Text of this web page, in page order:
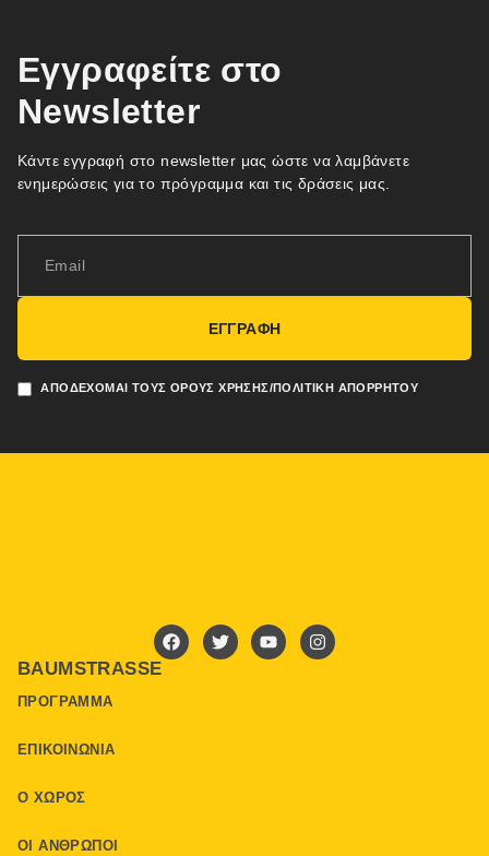
Εγγραφείτε στο
Newsletter
Κάντε εγγραφή στο newsletter μας ώστε να λαμβάνετε
ενημερώσεις για το πρόγραμμα και τις δράσεις μας.
ΑΠΟΔΈΧΟΜΑΙ ΤΟΥΣ ΌΡΟΥΣ ΧΡΉΣΗΣ/ΠΟΛΙΤΙΚΉ ΑΠΟΡΡΉΤΟΥ
ΕΓΓΡΑΦΗ
BAUMSTRASSE
ΠΡΌΓΡΑΜΜΑ
ΕΠΙΚΟΙΝΩΝΊΑ
Ο ΧΏΡΟΣ
ΟΙ ΆΝΘΡΩΠΟΙ